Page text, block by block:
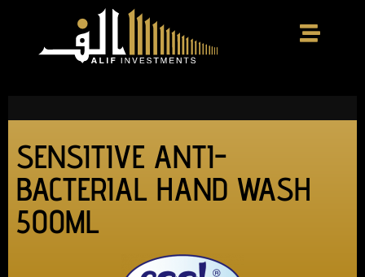
SENSITIVE ANTI-
BACTERIAL HAND WASH
500ML